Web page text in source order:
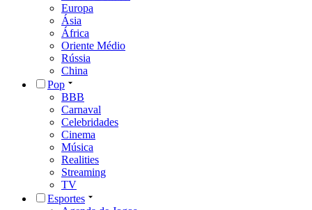
Europa
Ásia
África
Oriente Médio
Rússia
China
Pop
BBB
Carnaval
Celebridades
Cinema
Música
Realities
Streaming
TV
Esportes